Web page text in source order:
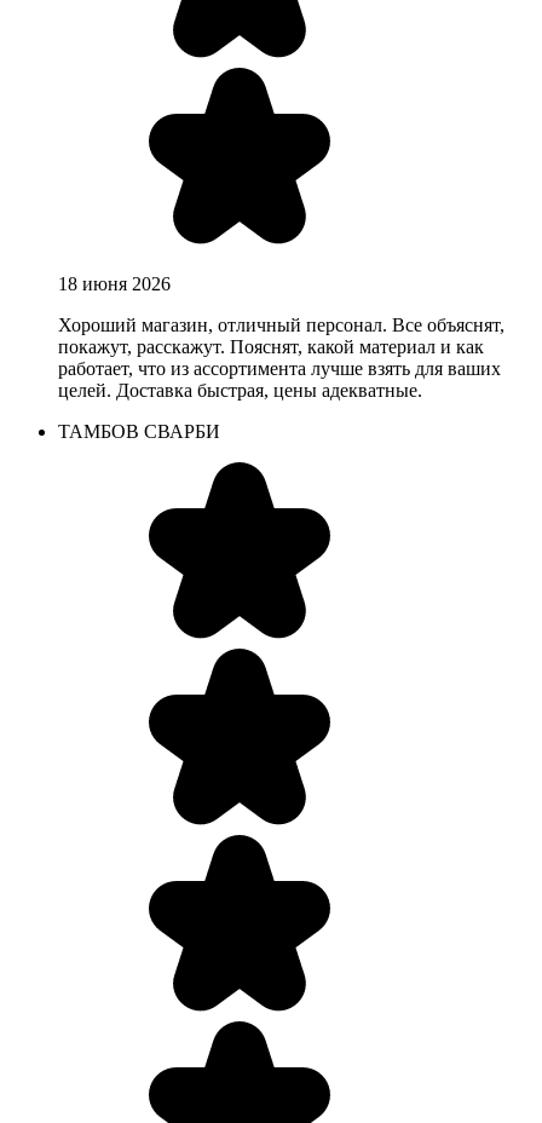
18 июня 2026
Хороший магазин, отличный персонал. Все объяснят,
покажут, расскажут. Пояснят, какой материал и как
работает, что из ассортимента лучше взять для ваших
целей. Доставка быстрая, цены адекватные.
ТАМБОВ СВАРБИ